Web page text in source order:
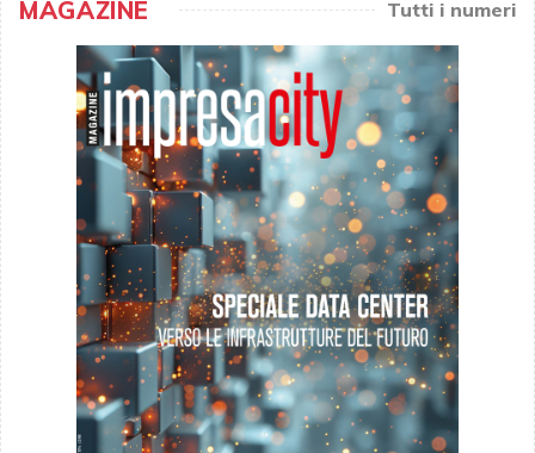
MAGAZINE Tutti i numeri